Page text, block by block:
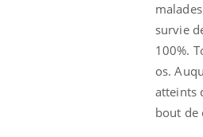
survie
100%.
os.
atteints
bout de